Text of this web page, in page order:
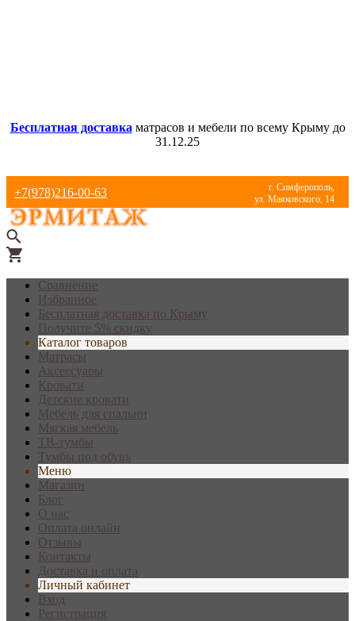
Бесплатная доставка матрасов и мебели по всему Крыму до
31.12.25
+7(978)216-00-63
г. Симферополь,
ул. Маяковского, 14
Сравнение
Избранное
Бесплатная доставка по Крыму
Получите 5% скидку
Каталог товаров
Матрасы
Аксессуары
Кровати
Детские кровати
Мебель для спальни
Мягкая мебель
ТВ-тумбы
Тумбы под обувь
Меню
Магазин
Блог
О нас
Оплата онлайн
Отзывы
Контакты
Доставка и оплата
Личный кабинет
Вход
Регистрация